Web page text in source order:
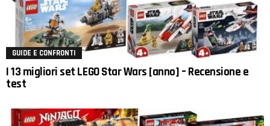
GUIDE E CONFRONTI
I 13 migliori set LEGO Star Wars [anno] – Recensione e
test